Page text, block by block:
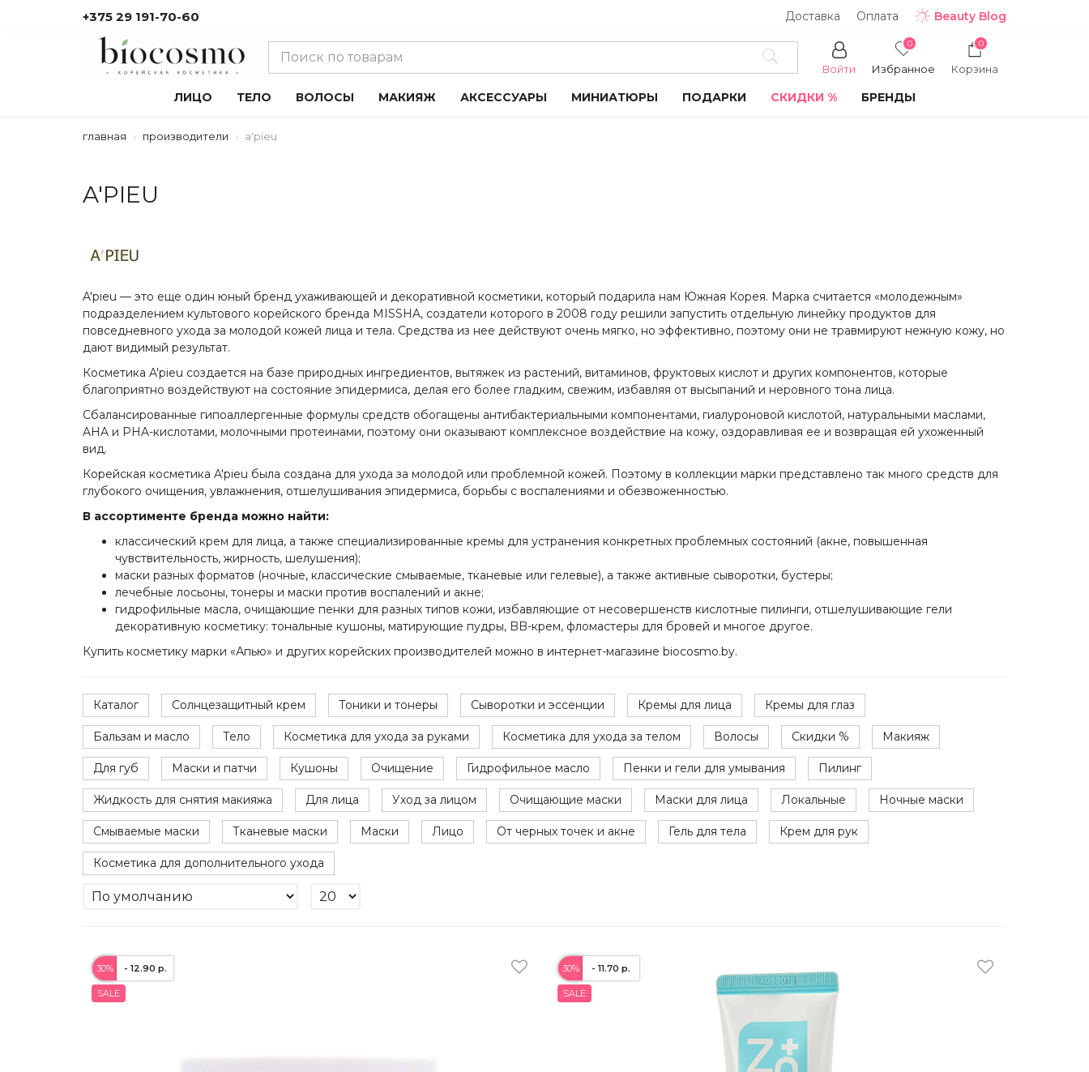
+375 29 191-70-60 Доставка Оплата Beauty Blog
Войти
0
Избранное
0
Корзина
ЛИЦО ТЕЛО ВОЛОСЫ МАКИЯЖ АКСЕССУАРЫ МИНИАТЮРЫ ПОДАРКИ СКИДКИ % БРЕНДЫ
главная производители a'pieu
A'PIEU
A'pieu — это еще один юный бренд ухаживающей и декоративной косметики, который подарила нам Южная Корея. Марка считается «молодежным»
подразделением культового корейского бренда MISSHA, создатели которого в 2008 году решили запустить отдельную линейку продуктов для
повседневного ухода за молодой кожей лица и тела. Средства из нее действуют очень мягко, но эффективно, поэтому они не травмируют нежную кожу, но
дают видимый результат.
Косметика A'pieu создается на базе природных ингредиентов, вытяжек из растений, витаминов, фруктовых кислот и других компонентов, которые
благоприятно воздействуют на состояние эпидермиса, делая его более гладким, свежим, избавляя от высыпаний и неровного тона лица.
Сбалансированные гипоаллергенные формулы средств обогащены антибактериальными компонентами, гиалуроновой кислотой, натуральными маслами,
AHA и PHA-кислотами, молочными протеинами, поэтому они оказывают комплексное воздействие на кожу, оздоравливая ее и возвращая ей ухоженный
вид.
Корейская косметика A'pieu была создана для ухода за молодой или проблемной кожей. Поэтому в коллекции марки представлено так много средств для
глубокого очищения, увлажнения, отшелушивания эпидермиса, борьбы с воспалениями и обезвоженностью.
В ассортименте бренда можно найти:
классический крем для лица, а также специализированные кремы для устранения конкретных проблемных состояний (акне, повышенная
чувствительность, жирность, шелушения);
маски разных форматов (ночные, классические смываемые, тканевые или гелевые), а также активные сыворотки, бустеры;
лечебные лосьоны, тонеры и маски против воспалений и акне;
гидрофильные масла, очищающие пенки для разных типов кожи, избавляющие от несовершенств кислотные пилинги, отшелушивающие гели
декоративную косметику: тональные кушоны, матирующие пудры, BB-крем, фломастеры для бровей и многое другое.
Купить косметику марки «Апью» и других корейских производителей можно в интернет-магазине biocosmo.by.
Каталог Солнцезащитный крем Тоники и тонеры Сыворотки и эссенции Кремы для лица Кремы для глаз
Бальзам и масло Тело Косметика для ухода за руками Косметика для ухода за телом Волосы Скидки % Макияж
Для губ Маски и патчи Кушоны Очищение Гидрофильное масло Пенки и гели для умывания Пилинг
Жидкость для снятия макияжа Для лица Уход за лицом Очищающие маски Маски для лица Локальные Ночные маски
Смываемые маски Тканевые маски Маски Лицо От черных точек и акне Гель для тела Крем для рук
Косметика для дополнительного ухода
SALE
30% - 12.90 р.
SALE
30% - 11.70 р.